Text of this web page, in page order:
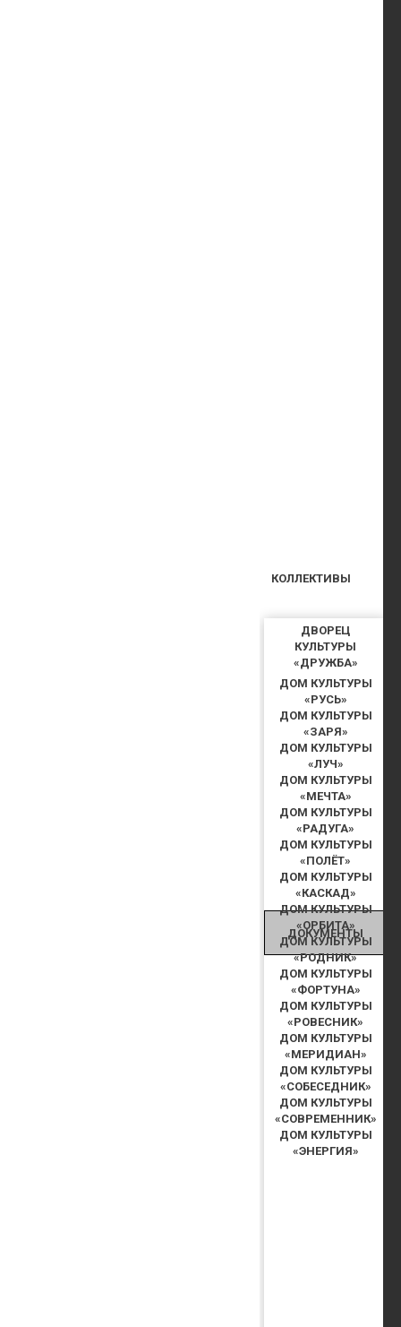
ДВОРЕЦ
КУЛЬТУРЫ
«ДРУЖБА»
ДОМ КУЛЬТУРЫ
«РУСЬ»
ДОМ КУЛЬТУРЫ
«ЗАРЯ»
ДОМ КУЛЬТУРЫ
«ЛУЧ»
ДОМ КУЛЬТУРЫ
«МЕЧТА»
ДОМ КУЛЬТУРЫ
«РАДУГА»
ДОМ КУЛЬТУРЫ
«ПОЛЁТ»
ДОМ КУЛЬТУРЫ
«КАСКАД»
ДОМ КУЛЬТУРЫ
«ОРБИТА»
ДОМ КУЛЬТУРЫ
«РОДНИК»
ДОМ КУЛЬТУРЫ
«ФОРТУНА»
ДОМ КУЛЬТУРЫ
«РОВЕСНИК»
ДОМ КУЛЬТУРЫ
«МЕРИДИАН»
ДОМ КУЛЬТУРЫ
«СОБЕСЕДНИК»
ДОМ КУЛЬТУРЫ
«СОВРЕМЕННИК»
ДОМ КУЛЬТУРЫ
«ЭНЕРГИЯ»
КОЛЛЕКТИВЫ
ДОКУМЕНТЫ